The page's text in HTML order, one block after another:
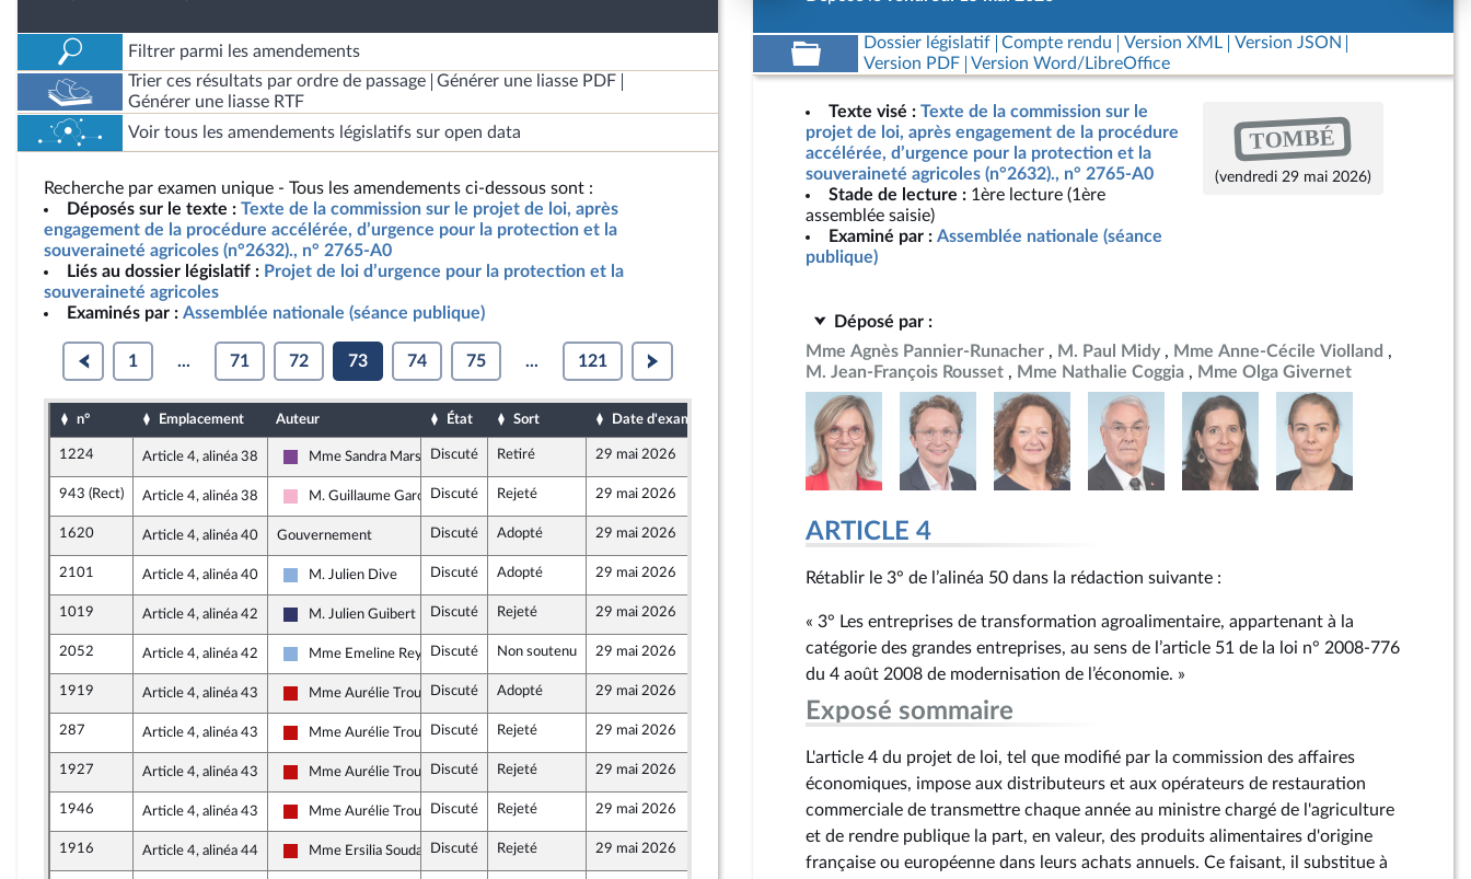
Filtrer parmi les amendements
Trier ces résultats par ordre de passage
Générer une liasse PDF
Générer une liasse RTF
Voir tous les amendements législatifs sur open data
Recherche par examen unique - Tous les amendements ci-dessous sont :
Déposés sur le texte : Texte de la commission sur le projet de loi, après
engagement de la procédure accélérée, d’urgence pour la protection et la
souveraineté agricoles (n°2632)., n° 2765-A0
Liés au dossier législatif : Projet de loi d’urgence pour la protection et la
souveraineté agricoles
Examinés par : Assemblée nationale (séance publique)
1 ... 71 72 73 74 75 ... 121
n° Emplacement Auteur État Sort Date d'examen Date de dépôt
1224 Article 4, alinéa 38
Ensemble pour la République
Mme Sandra MarsaudDiscuté Retiré 29 mai 2026
943 (Rect) Article 4, alinéa 38
Socialistes et apparentés
M. Guillaume Garot Discuté Rejeté 29 mai 2026 15 mai 2026
1620 Article 4, alinéa 40 Gouvernement Discuté Adopté 29 mai 2026 15 mai 2026
2101 Article 4, alinéa 40
Droite Républicaine
M. Julien Dive Discuté Adopté 29 mai 2026 15 mai 2026
1019 Article 4, alinéa 42
Rassemblement National
M. Julien Guibert Discuté Rejeté 29 mai 2026
2052 Article 4, alinéa 42
Droite Républicaine
Mme Emeline Rey-Rinchet
Discuté Non soutenu 29 mai 2026 15 mai 2026
1919 Article 4, alinéa 43
La France insoumise - Nouveau Front Populaire
Mme Aurélie TrouvéDiscuté Adopté 29 mai 2026
287 Article 4, alinéa 43
La France insoumise - Nouveau Front Populaire
Mme Aurélie TrouvéDiscuté Rejeté 29 mai 2026 12 mai 2026
1927 Article 4, alinéa 43
La France insoumise - Nouveau Front Populaire
Mme Aurélie TrouvéDiscuté Rejeté 29 mai 2026
1946 Article 4, alinéa 43
La France insoumise - Nouveau Front Populaire
Mme Aurélie TrouvéDiscuté Rejeté 29 mai 2026 15 mai 2026
1916 Article 4, alinéa 44
La France insoumise - Nouveau Front Populaire
Mme Ersilia SoudaisDiscuté Rejeté 29 mai 2026
Dossier législatif Compte rendu Version XML
Version JSON
Version PDF
Version Word/LibreOffice
Texte visé : Texte de la commission sur le
projet de loi, après engagement de la procédure
accélérée, d’urgence pour la protection et la
souveraineté agricoles (n°2632)., n° 2765-A0
Stade de lecture : 1ère lecture (1ère
assemblée saisie)
Examiné par : Assemblée nationale (séance
publique)
TOMBÉ
(vendredi 29 mai 2026)
Déposé par :
Mme Agnès Pannier-Runacher
M. Paul Midy
Mme Anne-Cécile Violland
M. Jean-François Rousset
Mme Nathalie Coggia Mme Olga Givernet
ARTICLE 4
Rétablir le 3° de l’alinéa 50 dans la rédaction suivante :
« 3° Les entreprises de transformation agroalimentaire, appartenant à la
catégorie des grandes entreprises, au sens de l’article 51 de la loi n° 2008‑776
du 4 août 2008 de modernisation de l’économie. »
Exposé sommaire
L'article 4 du projet de loi, tel que modifié par la commission des affaires
économiques, impose aux distributeurs et aux opérateurs de restauration
commerciale de transmettre chaque année au ministre chargé de l'agriculture
et de rendre publique la part, en valeur, des produits alimentaires d'origine
française ou européenne dans leurs achats annuels. Ce faisant, il substitue à